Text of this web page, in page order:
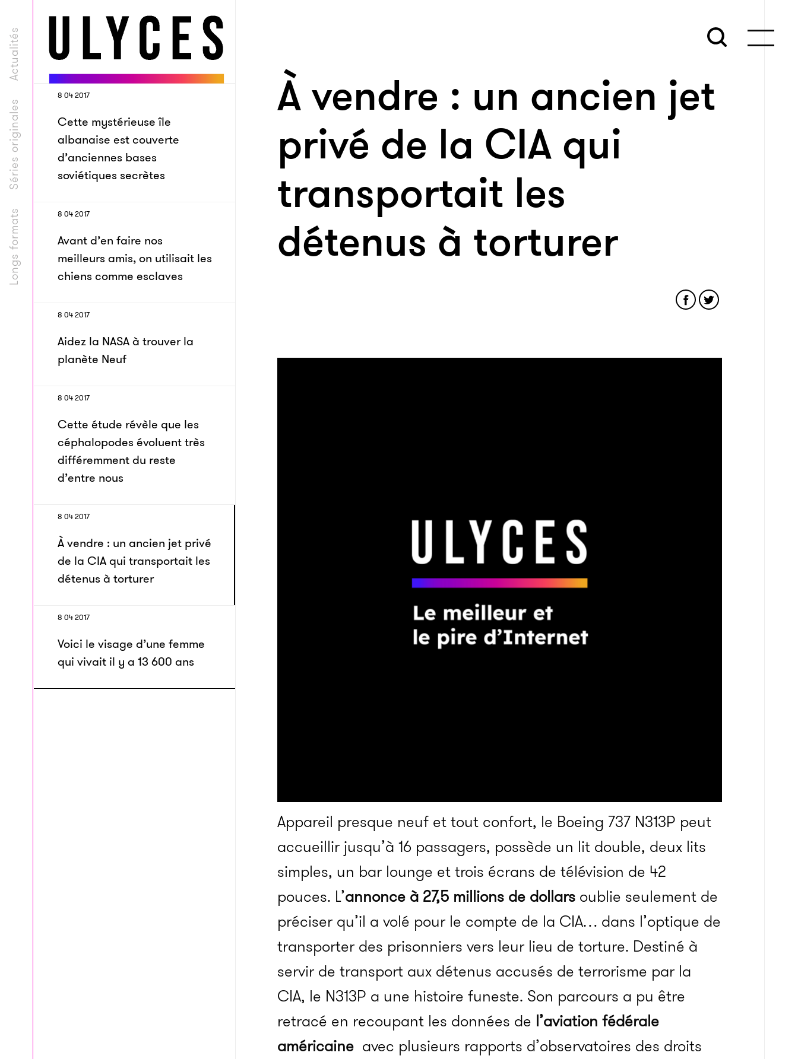
Longs formats
Séries originales
Actualités
8 04 2017
Cette mystérieuse île
albanaise est couverte
d’anciennes bases
soviétiques secrètes
8 04 2017
Avant d’en faire nos
meilleurs amis, on utilisait les
chiens comme esclaves
8 04 2017
Aidez la NASA à trouver la
planète Neuf
8 04 2017
Cette étude révèle que les
céphalopodes évoluent très
différemment du reste
d’entre nous
8 04 2017
À vendre : un ancien jet privé
de la CIA qui transportait les
détenus à torturer
8 04 2017
Voici le visage d’une femme
qui vivait il y a 13 600 ans
À vendre : un ancien jet
privé de la CIA qui
transportait les
détenus à torturer
Appareil presque neuf et tout confort, le Boeing 737 N313P peut
accueillir jusqu’à 16 passagers, possède un lit double, deux lits
simples, un bar lounge et trois écrans de télévision de 42
pouces. L’annonce à 27,5 millions de dollars oublie seulement de
préciser qu’il a volé pour le compte de la CIA… dans l’optique de
transporter des prisonniers vers leur lieu de torture. Destiné à
servir de transport aux détenus accusés de terrorisme par la
CIA, le N313P a une histoire funeste. Son parcours a pu être
retracé en recoupant les données de l’aviation fédérale
américaine avec plusieurs rapports d’observatoires des droits